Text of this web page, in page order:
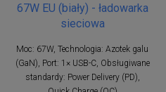
67W EU (biały) - ładowarka
sieciowa
Moc: 67W, Technologia: Azotek galu
(GaN), Port: 1× USB-C, Obsługiwane
standardy: Power Delivery (PD),